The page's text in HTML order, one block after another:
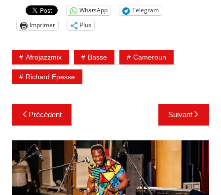
WhatsApp
Telegram
Imprimer
Plus
Afrojazzmix Basse Cameroun
Richard Epesse
Navigation
de
l’article
Précédent Suivant